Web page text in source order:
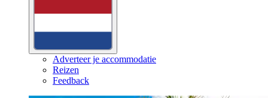
Adverteer je accommodatie
Reizen
Feedback